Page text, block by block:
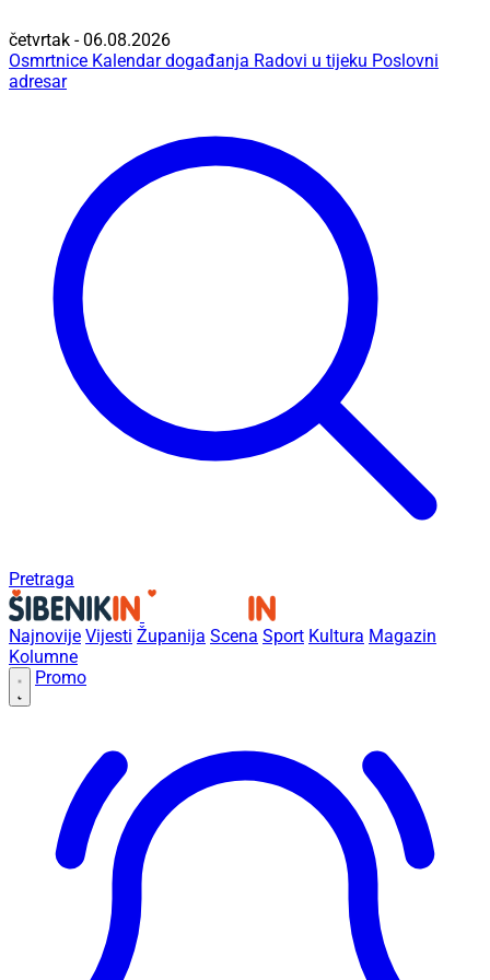
četvrtak - 06.08.2026
Osmrtnice Kalendar događanja Radovi u tijeku Poslovni
adresar
Pretraga
Najnovije Vijesti Županija Scena Sport Kultura Magazin
Kolumne
Promo